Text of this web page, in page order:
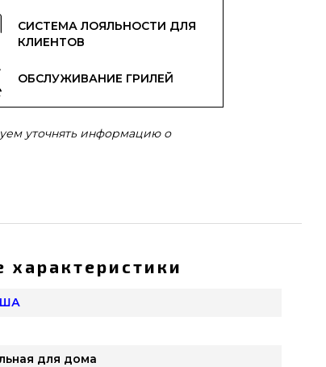
СИСТЕМА ЛОЯЛЬНОСТИ ДЛЯ
КЛИЕНТОВ
ОБСЛУЖИВАНИЕ ГРИЛЕЙ
уточнять информацию о
характеристики
для дома